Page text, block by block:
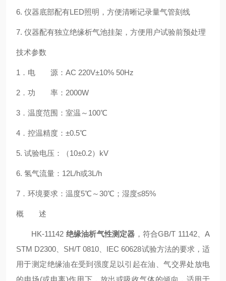
6. 仪器底部配有LED照明，方便清晰记录量气管刻线
7. 仪器配有独立绝缘析气池挂架，方便用户试验前预处理
技术参数
1 ．电 源： AC 220V±10% 50Hz
2 ．功 率： 2000W
3 ．温度范围：室温～ 100℃
4 ．控温精度：±0.5℃
5. 试验电压：（10±0.2） kV
6. 氢气流量： 12L/h或3L/h
7 ．环境要求：温度5℃～30℃；湿度≤85%
概 述
HK-11142 绝缘油析气性测定器 ，符合GB/T 11142、A
STM D2300
SH/T 0810 IEC 60628试验方法的要求，适
用于测定绝缘油在受到强度足以引起在油、气交界处放电
的电场(或电离)作用下，放出或吸收气体的倾向，适用于